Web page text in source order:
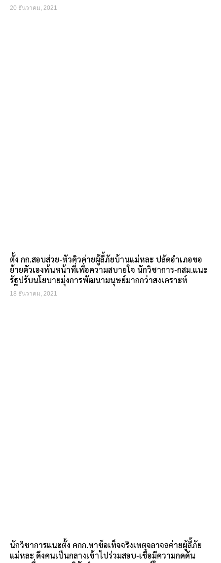
20 ธันวาคม, 2021
ตั้ง กก.สอบส่วย-หัวคิวค่ายผู้ลี้ภัยบ้านแม่หละ ปลัดอำเภอขอ
ย้ายตัวเองพ้นหน้าที่เพื่อความสบายใจ นักวิชาการ-กสม.แนะ
รัฐปรับนโยบายมุ่งการพัฒนามนุษย์มากกว่าสงเคราะห์
18 ธันวาคม, 2021
นักวิชาการแนะตั้ง คกก.หาข้อเท็จจริงเหตุจลาจลค่ายผู้ลี้ภัย
แม่หละ ดึงคนเป็นกลางเข้าไปร่วมสอบ-เชื่อมีความกดดัน